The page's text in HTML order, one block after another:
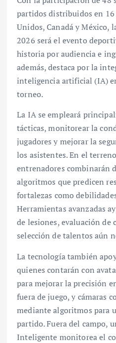
partidos distribuidos en 16
Unidos, Canadá y México,
2026 será el evento
historia por audiencia e
además, destaca por la
inteligencia artificial (IA)
torneo.
La IA se empleará
tácticas, monitorear la
jugadores y mejorar la
los asistentes. En el
entrenadores combinarán
algoritmos que predicen
fortalezas como
Herramientas avanzadas
de lesiones, evaluación de
selección de talentos aún
La tecnología también
quienes contarán con
para mejorar la precisión
fuera de juego, y cámaras
mediante algoritmos para
partido. Fuera del campo,
Inteligente monitorea el